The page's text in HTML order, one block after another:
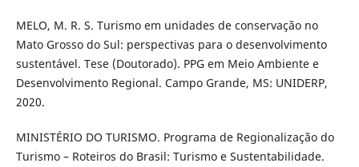
MELO, M. R. S. Turismo em unidades de conservação no
Mato Grosso do Sul: perspectivas para o desenvolvimento
sustentável. Tese (Doutorado). PPG em Meio Ambiente e
Desenvolvimento Regional. Campo Grande, MS: UNIDERP,
2020.
MINISTÉRIO DO TURISMO. Programa de Regionalização do
Turismo – Roteiros do Brasil: Turismo e Sustentabilidade.